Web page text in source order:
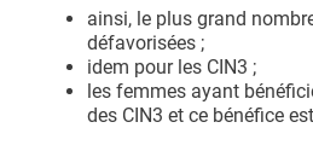
ainsi, le plus grand
défavorisées ;
idem pour les CIN3 ;
les femmes ayant
des CIN3 et ce bénéfice